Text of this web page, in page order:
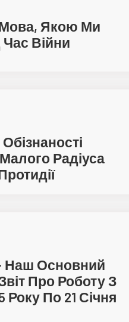
Якою Ми
Війни
Радіуса
Наш Основний
Про Роботу З
Року По 21 Січня